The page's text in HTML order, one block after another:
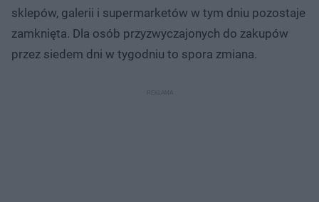
sklepów, galerii i supermarketów w tym dniu pozostaje
zamknięta. Dla osób przyzwyczajonych do zakupów
przez siedem dni w tygodniu to spora zmiana.